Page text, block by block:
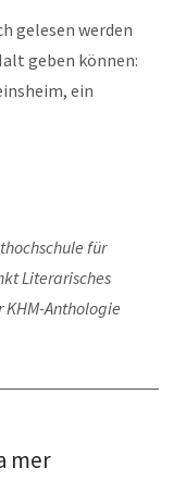
gelesen werden
geben können:
ein
für
Literarisches
KHM-Anthologie
mer